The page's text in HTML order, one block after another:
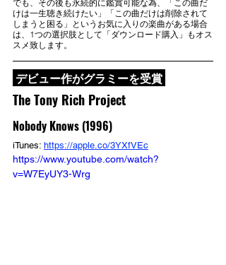
でも、その後も永続的に鑑賞可能な為、「この曲だ
けは一生聴き続けたい」「この曲だけは削除されて
しまうと困る」というお気に入りの楽曲がある場合
は、1つの選択肢として「ダウンロード購入」もオス
スメ致します。
デビュー作がグラミーを受賞
The Tony Rich Project
Nobody Knows (1996)
iTunes: https://apple.co/3YXfVEc
https://www.youtube.com/watch?
v=W7EyUY3-Wrg